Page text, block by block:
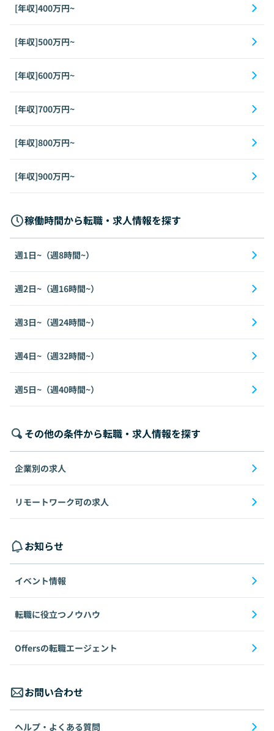
[年収]400万円~
[年収]500万円~
[年収]600万円~
[年収]700万円~
[年収]800万円~
[年収]900万円~
稼働時間から転職・求人情報を探す
週1日~（週8時間~）
週2日~（週16時間~）
週3日~（週24時間~）
週4日~（週32時間~）
週5日~（週40時間~）
その他の条件から転職・求人情報を探す
企業別の求人
リモートワーク可の求人
お知らせ
イベント情報
転職に役立つノウハウ
Offersの転職エージェント
お問い合わせ
ヘルプ・よくある質問